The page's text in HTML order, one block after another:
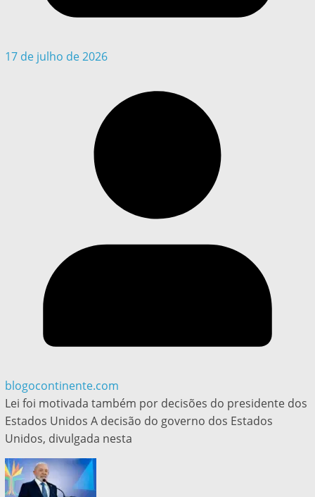
17 de julho de 2026
blogocontinente.com
Lei foi motivada também por decisões do presidente dos
Estados Unidos A decisão do governo dos Estados
Unidos, divulgada nesta